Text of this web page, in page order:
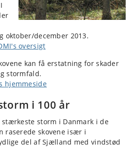
oktober/december 2013.
oversigt
kan få erstatning for skader
stormfald.
hjemmeside
i 100 år
storm i Danmark i de
raserede skovene især i
del af Sjælland med vindstød